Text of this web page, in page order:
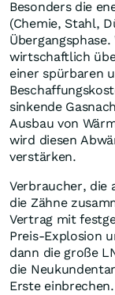
Besonders die
(Chemie, Stahl,
wirtschaftlich
einer spürbaren
sinkende
Ausbau von
wird diesen
verstärken.
Verbraucher, die
die Zähne
Vertrag mit
Preis-Explosion
dann die große
die
Erste einbrechen.